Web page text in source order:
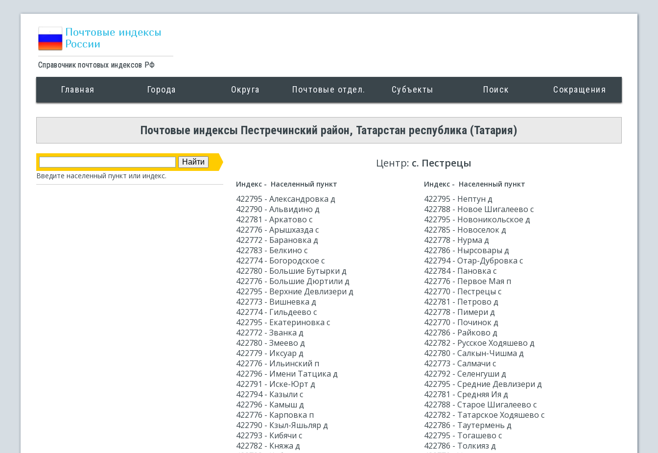
Почтовые индексы
России
Справочник почтовых индексов РФ
Главная Города Округа Почтовые отдел. Субъекты Поиск Сокращения
Почтовые индексы Пестречинский район, Татарстан республика (Татария)
Введите населенный пункт или индекс.
Центр: с. Пестрецы
Индекс - Населенный пункт
422795 - Александровка д
422790 - Альвидино д
422781 - Аркатово с
422776 - Арышхазда с
422772 - Барановка д
422783 - Белкино с
422774 - Богородское с
422780 - Большие Бутырки д
422776 - Большие Дюртили д
422795 - Верхние Девлизери д
422773 - Вишневка д
422774 - Гильдеево с
422795 - Екатериновка с
422772 - Званка д
422780 - Змеево д
422779 - Иксуар д
422776 - Ильинский п
422796 - Имени Татцика д
422791 - Иске-Юрт д
422794 - Казыли с
422796 - Камыш д
422776 - Карповка п
422790 - Кзыл-Яшьляр д
422793 - Кибячи с
422782 - Княжа д
Индекс - Населенный пункт
422795 - Нептун д
422788 - Новое Шигалеево с
422795 - Новоникольское д
422785 - Новоселок д
422778 - Нурма д
422786 - Нырсовары д
422794 - Отар-Дубровка с
422784 - Пановка с
422776 - Первое Мая п
422770 - Пестрецы с
422781 - Петрово д
422778 - Пимери д
422770 - Починок д
422786 - Райково д
422782 - Русское Ходяшево д
422780 - Салкын-Чишма д
422773 - Салмачи с
422792 - Селенгуши д
422795 - Средние Девлизери д
422781 - Средняя Ия д
422788 - Старое Шигалеево с
422782 - Татарское Ходяшево с
422786 - Таутермень д
422795 - Тогашево с
422786 - Толкияз д